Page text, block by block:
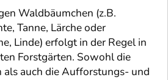
Waldbäumchen (z.B.
Tanne, Lärche oder
Linde) erfolgt in der Regel in
Forstgärten. Sowohl die
auch die Aufforstungs- und